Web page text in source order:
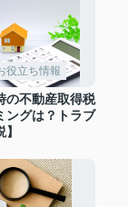
立ち情報
の不動産取得税
ングは？トラブ